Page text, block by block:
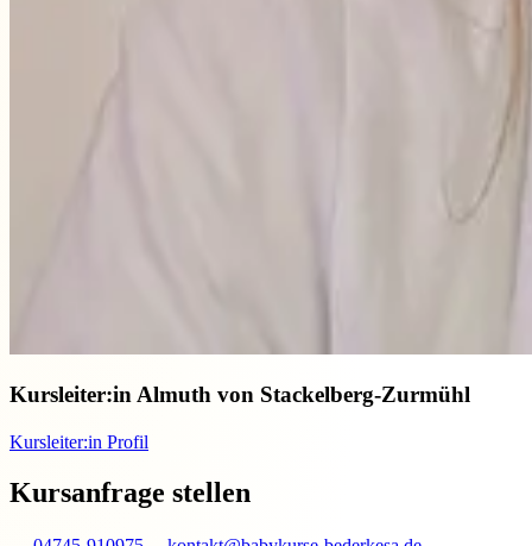
Kursleiter:in Almuth von Stackelberg-Zurmühl
Kursleiter:in Profil
Kursanfrage stellen